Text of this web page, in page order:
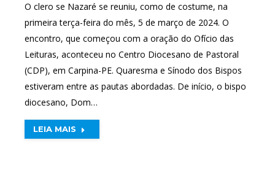
O clero se Nazaré se reuniu, como de costume, na
primeira terça-feira do mês, 5 de março de 2024. O
encontro, que começou com a oração do Ofício das
Leituras, aconteceu no Centro Diocesano de Pastoral
(CDP), em Carpina-PE. Quaresma e Sínodo dos Bispos
estiveram entre as pautas abordadas. De início, o bispo
diocesano, Dom…
LEIA MAIS